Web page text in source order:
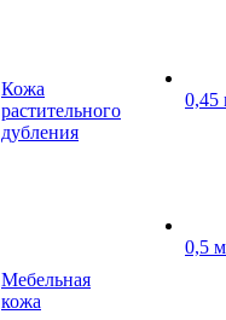
Кожа
растительного
дубления
Мебельная
кожа
0,45
0,5